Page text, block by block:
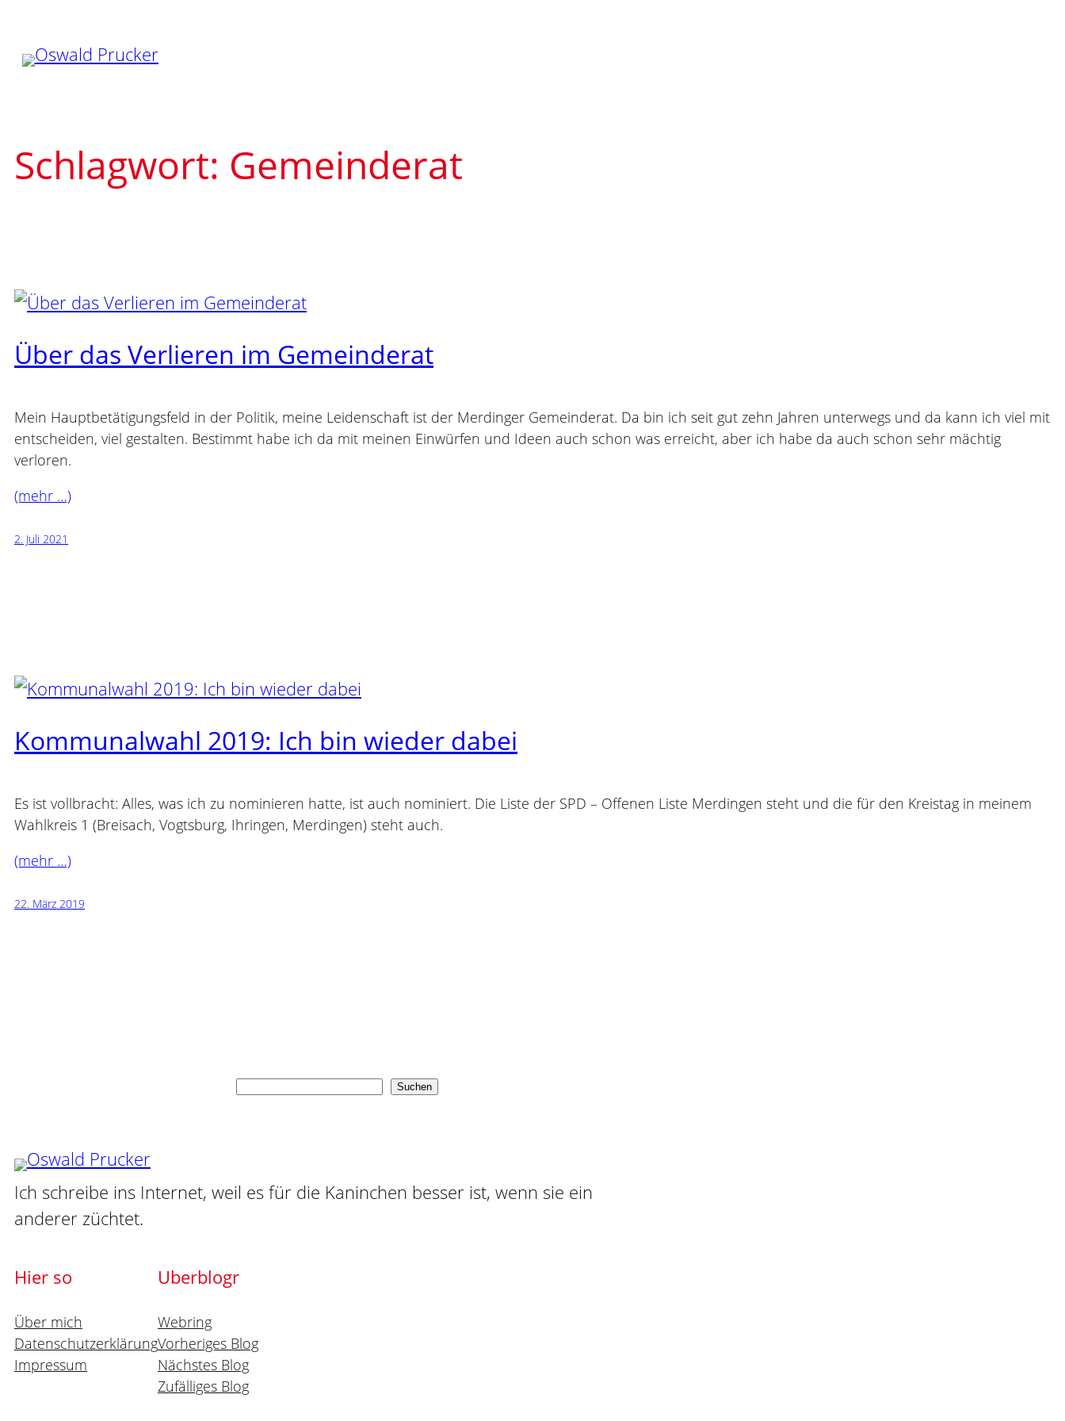
Inhalt
springen
Schlagwort: Gemeinderat
Über das Verlieren im Gemeinderat
Mein Hauptbetätigungsfeld in der Politik, meine Leidenschaft ist der Merdinger Gemeinderat. Da bin ich seit gut zehn Jahren unterwegs und da kann ich viel mit
entscheiden, viel gestalten. Bestimmt habe ich da mit meinen Einwürfen und Ideen auch schon was erreicht, aber ich habe da auch schon sehr mächtig
verloren.
(mehr …)
2. Juli 2021
Kommunalwahl 2019: Ich bin wieder dabei
Es ist vollbracht: Alles, was ich zu nominieren hatte, ist auch nominiert. Die Liste der SPD – Offenen Liste Merdingen steht und die für den Kreistag in meinem
Wahlkreis 1 (Breisach, Vogtsburg, Ihringen, Merdingen) steht auch.
(mehr …)
22. März 2019
Suchen
Ich schreibe ins Internet, weil es für die Kaninchen besser ist, wenn sie ein
anderer züchtet.
Hier so
Über mich
Datenschutzerklärung
Impressum
Uberblogr
Webring
Vorheriges Blog
Nächstes Blog
Zufälliges Blog